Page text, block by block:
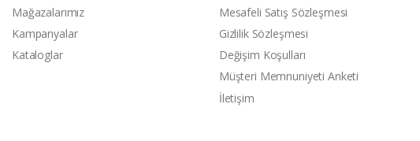
Mağazalarımız
Kampanyalar
Kataloglar
Mesafeli Satış Sözleşmesi
Gizlilik Sözleşmesi
Değişim Koşulları
Müşteri Memnuniyeti Anketi
İletişim